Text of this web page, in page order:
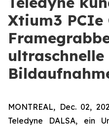
Xtium3 PCIe
ultraschnelle
MONTREAL, Dec. 02,
Teledyne DALSA, ein